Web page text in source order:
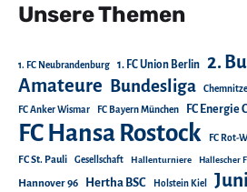
Unsere Themen
1. FC Neubrandenburg 1. FC Union Berlin 2.
Amateure Bundesliga
FC Anker Wismar FC Bayern München FC Energie
FC Hansa Rostock FC Rot-
FC St. Pauli Gesellschaft Hallenturniere Hallescher
Hannover 96 Hertha BSC Holstein Kiel